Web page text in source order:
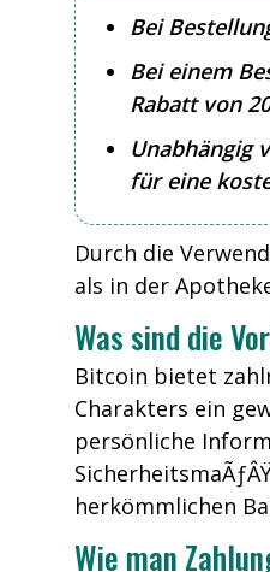
Bei
Bei einem
Rabatt von
Unabhängig
für eine
Durch die
als in der
Was sind die
Bitcoin bietet
Charakters ein
persönliche
herkömmlichen
Wie man